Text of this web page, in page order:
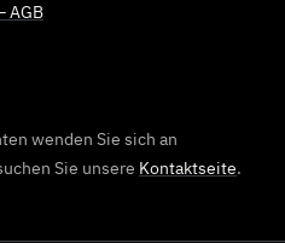
AGB
wenden Sie sich an
Sie unsere Kontaktseite.